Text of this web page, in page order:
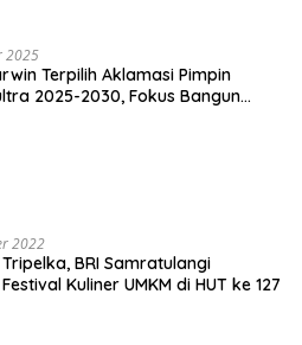
2025
Terpilih Aklamasi Pimpin
2025-2030, Fokus Bangun
2022
BRI Samratulangi
Kuliner UMKM di HUT ke 127